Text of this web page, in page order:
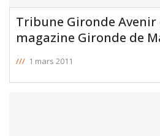
Tribune Gironde Avenir
magazine Gironde de
/// 1 mars 2011